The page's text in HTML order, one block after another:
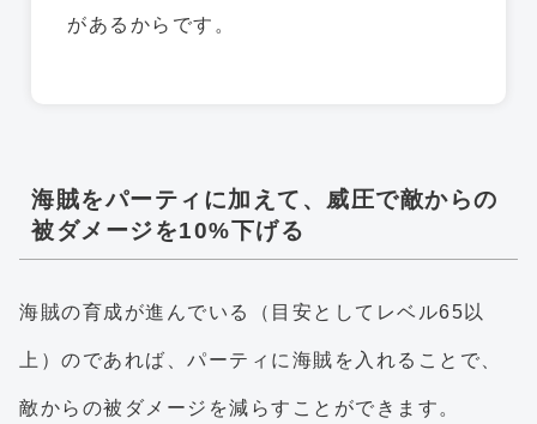
があるからです。
海賊をパーティに加えて、威圧で敵からの
被ダメージを10%下げる
海賊の育成が進んでいる（目安としてレベル65以
上）のであれば、パーティに海賊を入れることで、
敵からの被ダメージを減らすことができます。